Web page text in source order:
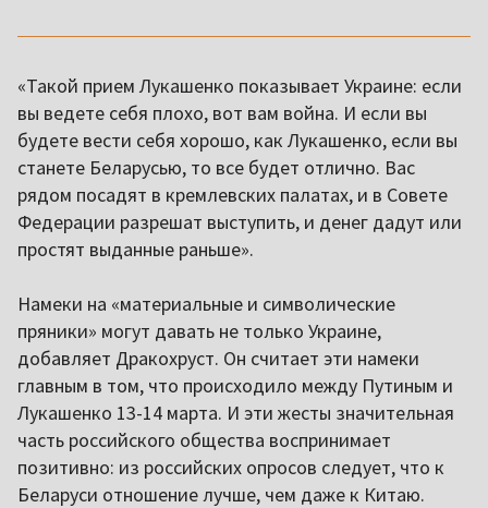
«Такой прием Лукашенко показывает Украине: если
вы ведете себя плохо, вот вам война. И если вы
будете вести себя хорошо, как Лукашенко, если вы
станете Беларусью, то все будет отлично. Вас
рядом посадят в кремлевских палатах, и в Совете
Федерации разрешат выступить, и денег дадут или
простят выданные раньше».
Намеки на «материальные и символические
пряники» могут давать не только Украине,
добавляет Дракохруст. Он считает эти намеки
главным в том, что происходило между Путиным и
Лукашенко 13-14 марта. И эти жесты значительная
часть российского общества воспринимает
позитивно: из российских опросов следует, что к
Беларуси отношение лучше, чем даже к Китаю.